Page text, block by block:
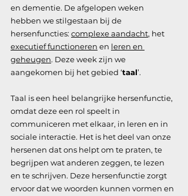
en dementie. De afgelopen weken
hebben we stilgestaan bij de
hersenfuncties: complexe aandacht, het
executief functioneren en leren en
geheugen. Deze week zijn we
aangekomen bij het gebied ‘taal’.
Taal is een heel belangrijke hersenfunctie,
omdat deze een rol speelt in
communiceren met elkaar, in leren en in
sociale interactie. Het is het deel van onze
hersenen dat ons helpt om te praten, te
begrijpen wat anderen zeggen, te lezen
en te schrijven. Deze hersenfunctie zorgt
ervoor dat we woorden kunnen vormen en